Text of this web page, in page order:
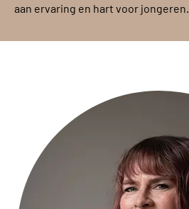
aan ervaring en hart voor jongeren.